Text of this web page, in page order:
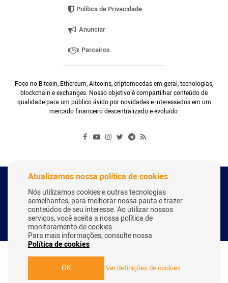
Política de Privacidade
Anunciar
Parceiros
Foco no Bitcoin, Ethereum, Altcoins, criptomoedas em geral, tecnologias,
blockchain e exchanges. Nosso objetivo é compartilhar conteúdo de
qualidade para um público ávido por novidades e interessados em um
mercado financeiro descentralizado e evoluído.
Copyright Webitcoin 2018 - Todos os Direitos Reservados
Desenvolvido por: Herick Correa
Atualizamos nossa política de cookies
Nós utilizamos cookies e outras tecnologias
semelhantes, para melhorar nossa pauta e trazer
conteúdos de seu interesse. Ao utilizar nossos
serviços, você aceita a nossa política de
monitoramento de cookies.
Para mais informações, consulte nossa
Política de cookies
OK Ver definições de cookies